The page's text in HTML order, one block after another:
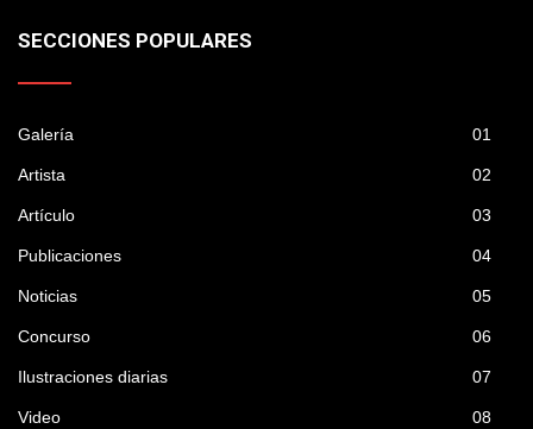
SECCIONES POPULARES
Galería 01
Artista 02
Artículo 03
Publicaciones 04
Noticias 05
Concurso 06
Ilustraciones diarias 07
Video 08